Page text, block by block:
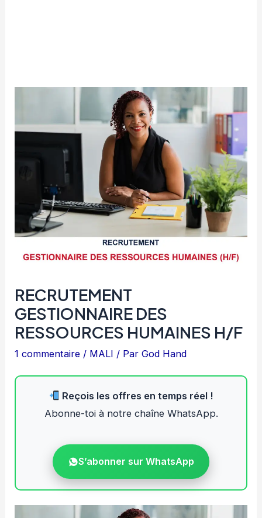
RECRUTEMENT
GESTIONNAIRE DES
RESSOURCES HUMAINES H/F
1 commentaire / MALI / ParGod Hand
Reçois les offres en temps réel !
Abonne-toi à notre chaîne WhatsApp.
S’abonner sur WhatsApp